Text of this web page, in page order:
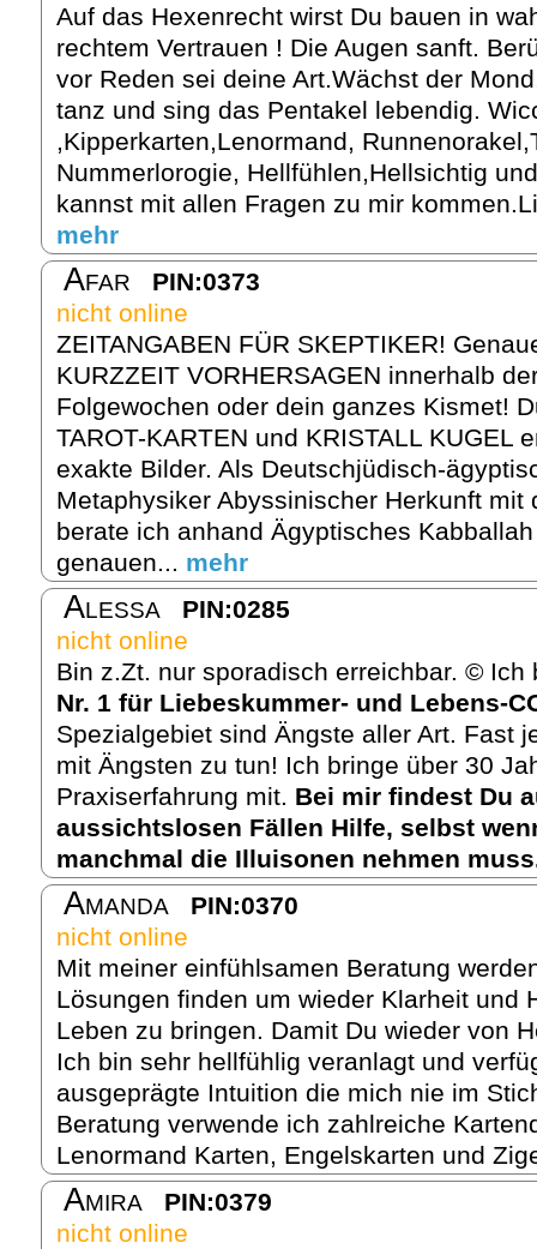
Auf das Hexenrecht wirst Du bauen in
rechtem Vertrauen ! Die Augen sanft.
vor Reden sei deine Art.Wächst der
tanz und sing das Pentakel lebendig.
,Kipperkarten,Lenormand,
Nummerlorogie, Hellfühlen,Hellsichtig
kannst mit allen Fragen zu mir
mehr
Afar
PIN:0373
nicht online
ZEITANGABEN FÜR SKEPTIKER!
KURZZEIT VORHERSAGEN innerhalb
Folgewochen oder dein ganzes Kismet!
TAROT-KARTEN und KRISTALL KUGEL
exakte Bilder. Als Deutschjüdisch-
Metaphysiker Abyssinischer Herkunft mit
berate ich anhand Ägyptisches
genauen... mehr
Alessa
PIN:0285
nicht online
Bin z.Zt. nur sporadisch erreichbar. ©
Nr. 1 für Liebeskummer- und Lebens-
Spezialgebiet sind Ängste aller Art. Fast
mit Ängsten zu tun! Ich bringe über 30
Praxiserfahrung mit. Bei mir findest Du
aussichtslosen Fällen Hilfe, selbst
manchmal die Illuisonen nehmen
Amanda
PIN:0370
nicht online
Mit meiner einfühlsamen Beratung
Lösungen finden um wieder Klarheit und
Leben zu bringen. Damit Du wieder von
Ich bin sehr hellfühlig veranlagt und
ausgeprägte Intuition die mich nie im
Beratung verwende ich zahlreiche
Lenormand Karten, Engelskarten und
Amira
PIN:0379
nicht online